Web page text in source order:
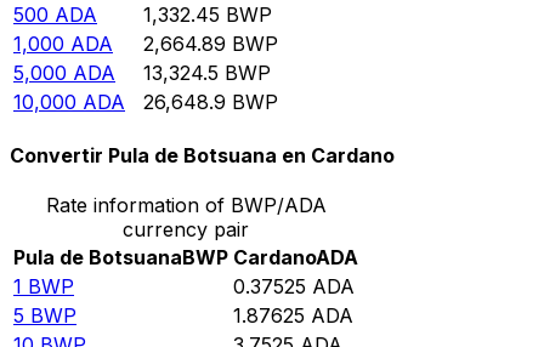
500 ADA 1,332.45 BWP
1,000 ADA 2,664.89 BWP
5,000 ADA 13,324.5 BWP
10,000 ADA 26,648.9 BWP
Convertir Pula de Botsuana en Cardano
Rate information of BWP/ADA
currency pair
Pula de BotsuanaBWP CardanoADA
1 BWP 0.37525 ADA
5 BWP 1.87625 ADA